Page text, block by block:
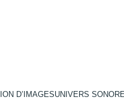
D’IMAGESUNIVERS